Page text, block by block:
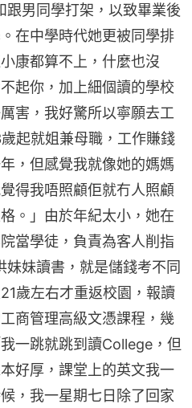
跟男同學打架，以致畢業後
在中學時代她更被同學排
康都算不上，什麼也沒
起你，加上細個讀的學校
害，我好驚所以寧願去工
起就姐兼母職，工作賺錢
，但感覺我就像她的媽媽
得我唔照顧佢就冇人照顧
。」由於年紀太小，她在
當學徒，負責為客人削指
妹讀書，就是儲錢考不同
歲左右才重返校園，報讀
商管理高級文憑課程，幾
一跳就跳到讀College，但
好厚，課堂上的英文我一
，我一星期七日除了回家